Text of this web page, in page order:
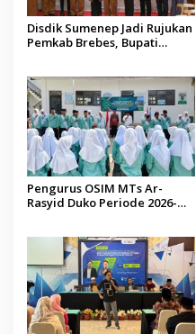
Disdik Sumenep Jadi Rujukan
Pemkab Brebes, Bupati
Pengurus OSIM MTs Ar-
Rasyid Duko Periode 2026-